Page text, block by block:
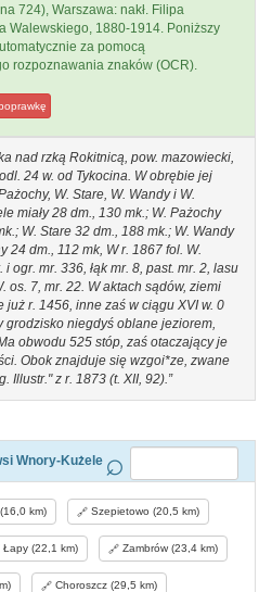
724), Warszawa: nakł. Filipa
Walewskiego, 1880-1914. Poniższy
za pomocą
rozpoznawania znaków (OCR).
nad rzką Rokitnicą, pow. mazowiecki,
24 w. od Tykocina. W obrębie jej
W. Stare, W. Wandy i W.
miały 28 dm., 130 mk.; W. Pażochy
W. Stare 32 dm., 188 mk.; W. Wandy
24 dm., 112 mk, W r. 1867 fol. W.
ogr. mr. 336, łąk mr. 8, past. mr. 2, lasu
os. 7, mr. 22. W aktach sądów, ziemi
już r. 1456, inne zaś w ciągu XVI w. 0
grodzisko niegdyś oblane jeziorem,
obwodu 525 stóp, zaś otaczający je
Obok znajduje się wzgoi*ze, zwane
Illustr." z r. 1873 (t. XII, 92).
Wnory-Kużele
km) Szepietowo (20,5 km)
Łapy (22,1 km) Zambrów (23,4 km)
Choroszcz (29,5 km)